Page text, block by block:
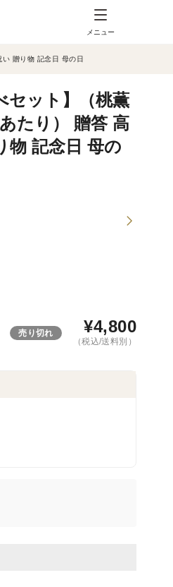
メニュー
贈り物 記念日 母の日
セット】（桃薫
たり） 贈答 高
物 記念日 母の
売り切れ ¥4,800
（税込/送料別）